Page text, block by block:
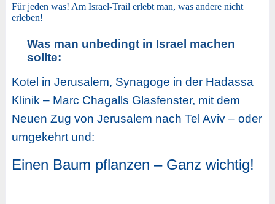
Für jeden was! Am Israel-Trail erlebt man, was andere nicht
erleben!
Was man unbedingt in Israel machen
sollte:
Kotel in Jerusalem, Synagoge in der Hadassa
Klinik – Marc Chagalls Glasfenster, mit dem
Neuen Zug von Jerusalem nach Tel Aviv – oder
umgekehrt und:
Einen Baum pflanzen – Ganz wichtig!